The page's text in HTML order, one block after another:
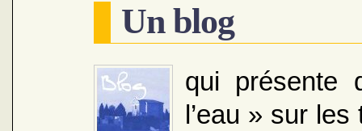
Un blog
qui présente
l’eau » sur